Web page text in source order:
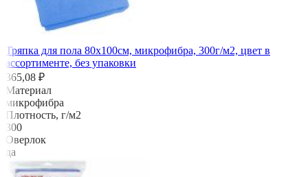
Тряпка для пола 80х100см, микрофибра, 300г/м2, цвет в
ассортименте, без упаковки
365,08 ₽
Материал
микрофибра
Плотность, г/м2
300
Оверлок
да